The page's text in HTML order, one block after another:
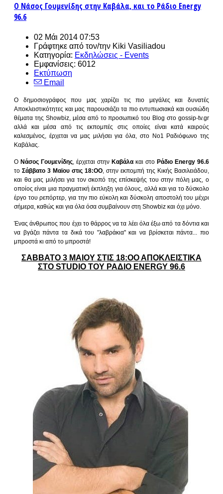
Ο Νάσος Γουμενίδης στην Καβάλα, και το Ράδιο Energy
96.6
02 Μάι 2014 07:53
Γράφτηκε από τον/την Kiki Vasiliadou
Κατηγορία: Εκδηλώσεις - Events
Εμφανίσεις: 6012
Εκτύπωση
Email
Ο δημοσιογράφος που μας χαρίζει τις πιο μεγάλες και δυνατές
Αποκλειστικότητες και μας παρουσιάζει τα πιο εντυπωσιακά και ουσιώδη
θέματα της Showbiz, μέσα από το προσωπικό του Blog στο gossip-tv.gr
αλλά και μέσα από τις εκπομπές στις οποίες είναι κατά καιρούς
καλεσμένος, έρχεται να μας μιλήσει για όλα, στο Νο1 Ραδιόφωνο της
Καβάλας.
Ο Νάσος Γουμενίδης, έρχεται στην Καβάλα και στο Ράδιο Energy 96.6
το Σάββατο 3 Μαϊου στις 18:ΟΟ, στην εκπομπή της Κικής Βασιλειάδου,
και θα μας μιλήσει για τον σκοπό της επίσκεψής του στην πόλη μας, ο
οποίος είναι μια πραγματική έκπληξη για όλους, αλλά και για το δύσκολο
έργο του ρεπόρτερ, για την πιο εύκολη και δύσκολη αποστολή του μέχρι
σήμερα, καθώς και για όλα όσα συμβαίνουν στη Showbiz και όχι μόνο.
Ένας άνθρωπος που έχει το θάρρος να τα λέει όλα έξω από τα δόντια και
να βγάζει πάντα τα δικά του "λαβράκια" και να βρίσκεται πάντα... πιο
μπροστά κι από το μπροστά!
ΣΑΒΒΑΤΟ 3 ΜΑΙΟΥ ΣΤΙΣ 18:ΟΟ ΑΠΟΚΛΕΙΣΤΙΚΑ
ΣΤΟ STUDIO ΤΟΥ ΡΑΔΙΟ ΕNERGY 96.6